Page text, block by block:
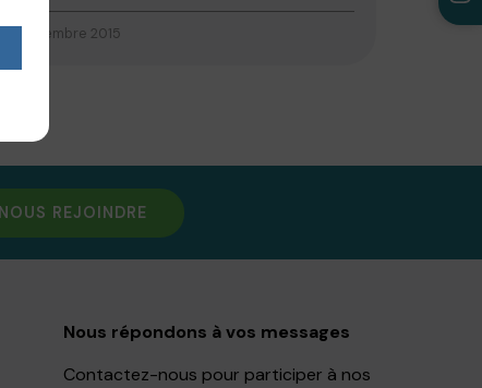
17 décembre 2015
NOUS REJOINDRE
Nous répondons à vos messages
Contactez-nous pour participer à nos